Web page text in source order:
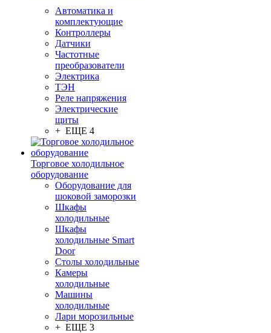
Автоматика и
комплектующие
Контроллеры
Датчики
Частотные
преобразователи
Электрика
ТЭН
Реле напряжения
Электрические
щиты
+ ЕЩЕ 4
Торговое холодильное
оборудование
Оборудование для
шоковой заморозки
Шкафы
холодильные
Шкафы
холодильные Smart
Door
Столы холодильные
Камеры
холодильные
Машины
холодильные
Лари морозильные
+ ЕЩЕ 3